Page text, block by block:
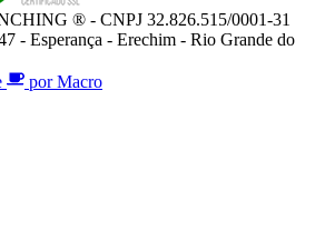
® - CNPJ 32.826.515/0001-31
- Esperança - Erechim - Rio Grande do
por Macro